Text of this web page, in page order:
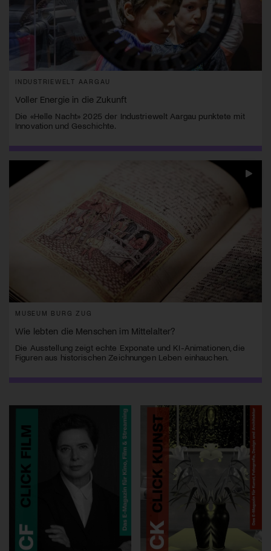
INDUSTRIEWELT AARGAU
Voller Energie in die Zukunft
Die «Helle Nacht» 2025 der Industriewelt Aargau punktete mit
Innovation und Geschichte.
MUSEUM BURG ZUG
Wie lebten die Menschen im Mittelalter?
Die Ausstellung zeigt echte Exponate und KI-Animationen, die
Figuren aus historischen Zeichnungen Leben einhauchen.